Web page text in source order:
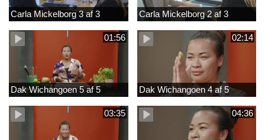
Carla Mickelborg 3 af 3 Carla Mickelborg 2 af 3
01:56
Dak Wichangoen 5 af 5
02:14
Dak Wichangoen 4 af 5
03:35 04:36